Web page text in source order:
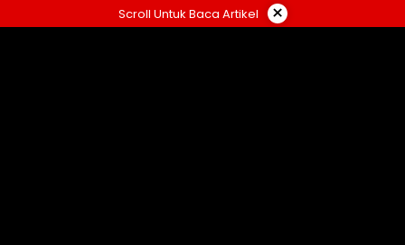
ke
Scroll Untuk Baca Artikel ×